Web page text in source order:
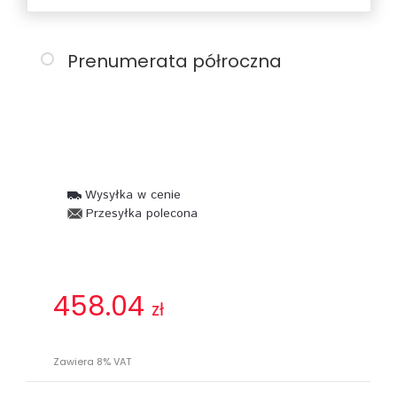
Prenumerata półroczna
Wysyłka w cenie
Przesyłka polecona
458.04 zł
Zawiera 8% VAT